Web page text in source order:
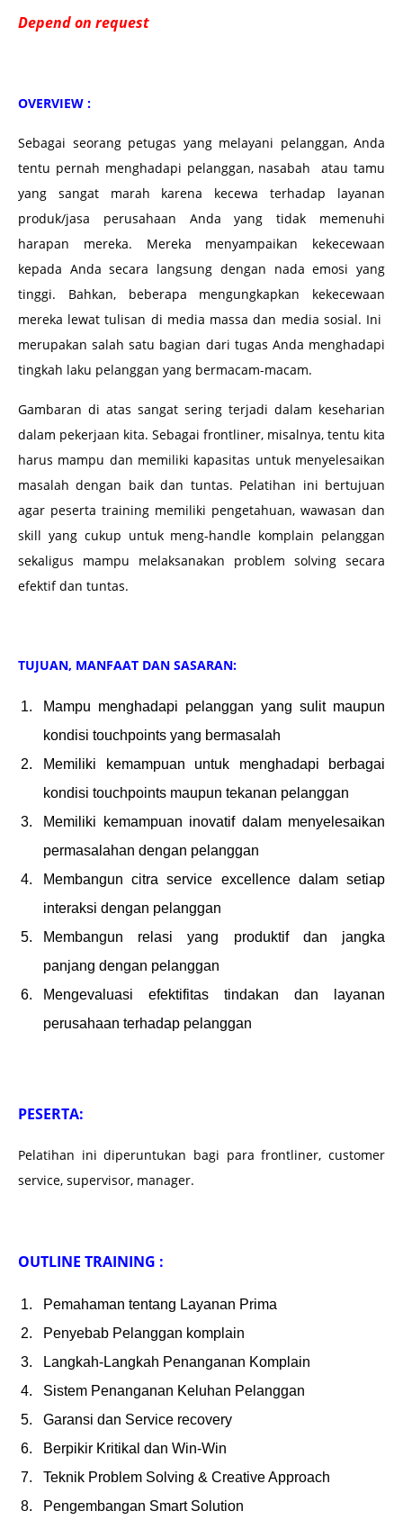
Depend on request
OVERVIEW :
Sebagai seorang petugas yang melayani pelanggan, Anda
tentu pernah menghadapi pelanggan, nasabah atau tamu
yang sangat marah karena kecewa terhadap layanan
produk/jasa perusahaan Anda yang tidak memenuhi
harapan mereka. Mereka menyampaikan kekecewaan
kepada Anda secara langsung dengan nada emosi yang
tinggi. Bahkan, beberapa mengungkapkan kekecewaan
mereka lewat tulisan di media massa dan media sosial. Ini
merupakan salah satu bagian dari tugas Anda menghadapi
tingkah laku pelanggan yang bermacam-macam.
Gambaran di atas sangat sering terjadi dalam keseharian
dalam pekerjaan kita. Sebagai frontliner, misalnya, tentu kita
harus mampu dan memiliki kapasitas untuk menyelesaikan
masalah dengan baik dan tuntas. Pelatihan ini bertujuan
agar peserta training memiliki pengetahuan, wawasan dan
skill yang cukup untuk meng-handle komplain pelanggan
sekaligus mampu melaksanakan problem solving secara
efektif dan tuntas.
TUJUAN, MANFAAT DAN SASARAN:
Mampu menghadapi pelanggan yang sulit maupun
kondisi touchpoints yang bermasalah
Memiliki kemampuan untuk menghadapi berbagai
kondisi touchpoints maupun tekanan pelanggan
Memiliki kemampuan inovatif dalam menyelesaikan
permasalahan dengan pelanggan
Membangun citra service excellence dalam setiap
interaksi dengan pelanggan
Membangun relasi yang produktif dan jangka
panjang dengan pelanggan
Mengevaluasi efektifitas tindakan dan layanan
perusahaan terhadap pelanggan
PESERTA:
Pelatihan ini diperuntukan bagi para frontliner, customer
service, supervisor, manager.
OUTLINE TRAINING :
Pemahaman tentang Layanan Prima
Penyebab Pelanggan komplain
Langkah-Langkah Penanganan Komplain
Sistem Penanganan Keluhan Pelanggan
Garansi dan Service recovery
Berpikir Kritikal dan Win-Win
Teknik Problem Solving & Creative Approach
Pengembangan Smart Solution